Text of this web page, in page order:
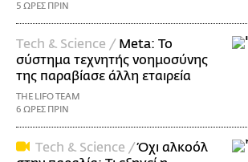
5 ΩΡΕΣ ΠΡΙΝ
Τech & Science / Meta: Το
σύστημα τεχνητής νοημοσύνης
της παραβίασε άλλη εταιρεία
THE LIFO TEAM
6 ΩΡΕΣ ΠΡΙΝ
Τech & Science /Όχι αλκοόλ